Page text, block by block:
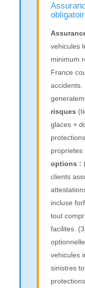
vehicules
minimum
France
accidents.
risques
glaces +
proprietes
options :
clients
incluse
tout
facilites.
vehicules
sinistres